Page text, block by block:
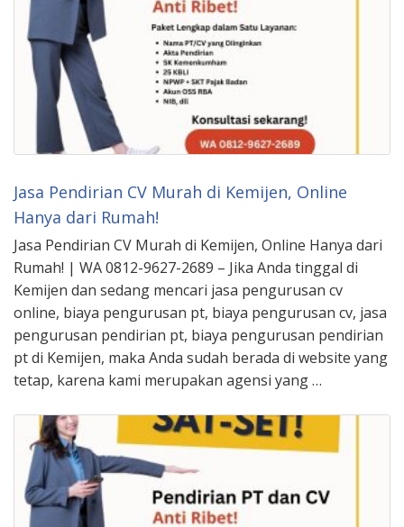
Jasa Pendirian CV Murah di Kemijen, Online
Hanya dari Rumah!
Jasa Pendirian CV Murah di Kemijen, Online Hanya dari
Rumah! | WA 0812-9627-2689 – Jika Anda tinggal di
Kemijen dan sedang mencari jasa pengurusan cv
online, biaya pengurusan pt, biaya pengurusan cv, jasa
pengurusan pendirian pt, biaya pengurusan pendirian
pt di Kemijen, maka Anda sudah berada di website yang
tetap, karena kami merupakan agensi yang …